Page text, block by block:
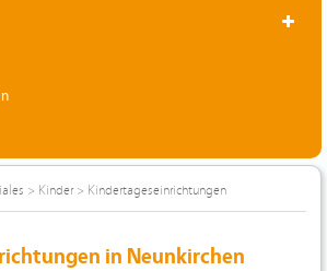
> Kinder> Kindertageseinrichtungen
in Neunkirchen